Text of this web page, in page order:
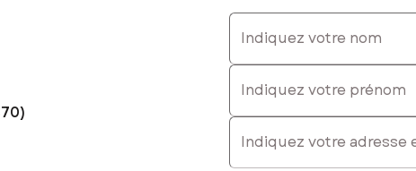
Indiquez votre nom
Indiquez votre prénom
E-mail